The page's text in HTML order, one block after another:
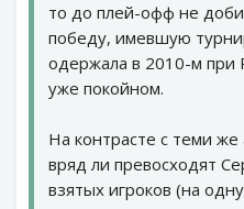
то до плей-офф не
победу, имевшую
одержала в 2010-м
уже покойном.
На контрасте с теми
вряд ли превосходят
взятых игроков (на